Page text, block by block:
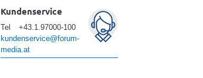
Kundenservice
Tel
+43.1.97000-100
kundenservice@forum-
media.at